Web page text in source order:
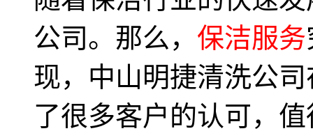
公司。那么， 保洁服务
现，中山明捷清洗公
了很多客户的认可，